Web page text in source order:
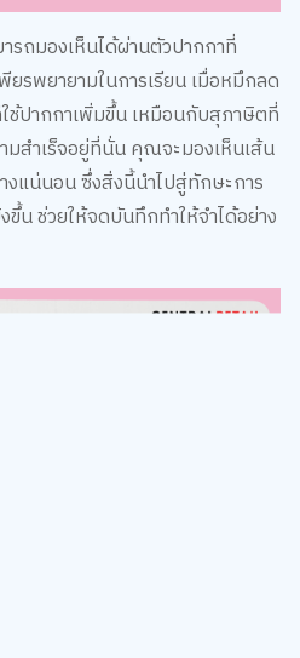
ถมองเห็นได้ผ่านตัวปากกาที่
ยรพยายามในการเรียน เมื่อหมึกลด
ช้ปากกาเพิ่มขึ้น เหมือนกับสุภาษิตที่
มสำเร็จอยู่ที่นั่น คุณจะมองเห็นเส้น
งแน่นอน ซึ่งสิ่งนี้นำไปสู่ทักษะการ
น ช่วยให้จดบันทึกทำให้จำได้อย่าง